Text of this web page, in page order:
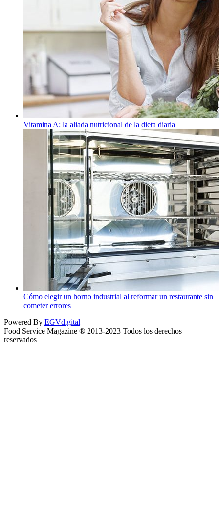
Vitamina A: la aliada nutricional de la dieta diaria
Cómo elegir un horno industrial al reformar un restaurante sin
cometer errores
Powered By EGVdigital
Food Service Magazine ® 2013-2023 Todos los derechos
reservados